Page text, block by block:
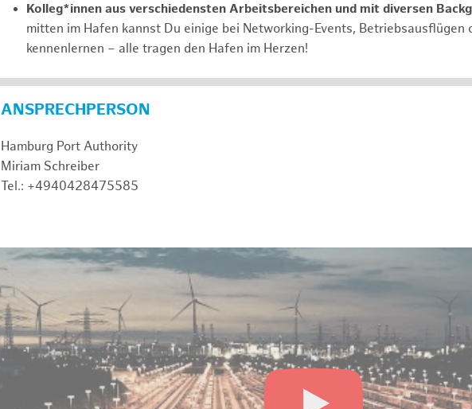
Kolleg*innen aus verschiedensten Arbeitsbereichen und mit diversen
mitten im Hafen kannst Du einige bei Networking-Events, Betriebsausflügen
kennenlernen – alle tragen den Hafen im Herzen!
ANSPRECHPERSON
Hamburg Port Authority
Miriam Schreiber
Tel.: +4940428475585